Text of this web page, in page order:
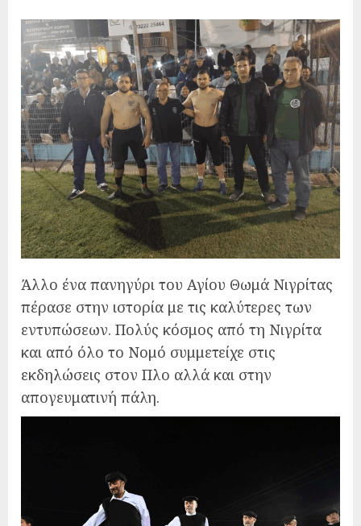
Άλλο ένα πανηγύρι του Αγίου Θωμά Νιγρίτας
πέρασε στην ιστορία με τις καλύτερες των
εντυπώσεων. Πολύς κόσμος από τη Νιγρίτα
και από όλο το Νομό συμμετείχε στις
εκδηλώσεις στον Πλο αλλά και στην
απογευματινή πάλη.